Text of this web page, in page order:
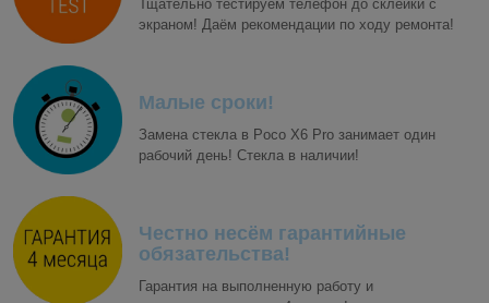
Тщательно тестируем телефон до склейки с
экраном! Даём рекомендации по ходу ремонта!
Малые сроки!
Замена стекла в Poco X6 Pro занимает один
рабочий день! Стекла в наличии!
Честно несём гарантийные
обязательства!
Гарантия на выполненную работу и